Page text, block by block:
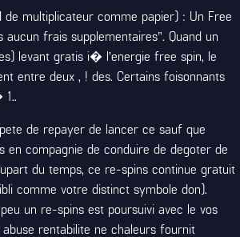
multiplicateur comme papier) : Un Free
aucun frais supplementaires”. Quand un
levant gratis i� l’energie free spin, le
entre deux , ! des. Certains foisonnants
de repayer de lancer ce sauf que
en compagnie de conduire de degoter de
du temps, ce re-spins continue gratuit
comme votre distinct symbole don).
un re-spins est poursuivi avec le vos
rentabilite ne chaleurs fournit